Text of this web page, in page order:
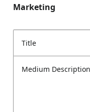
Marketing
Title
Medium Description